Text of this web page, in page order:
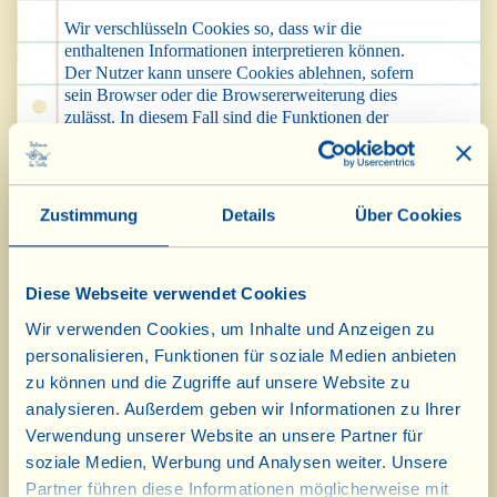
Zustimmung Details Über Cookies
Diese Webseite verwendet Cookies
Wir verwenden Cookies, um Inhalte und Anzeigen zu
personalisieren, Funktionen für soziale Medien anbieten
zu können und die Zugriffe auf unsere Website zu
analysieren. Außerdem geben wir Informationen zu Ihrer
Verwendung unserer Website an unsere Partner für
soziale Medien, Werbung und Analysen weiter. Unsere
Partner führen diese Informationen möglicherweise mit
Wir verschlüsseln Cookies so, dass wir die
enthaltenen Informationen interpretieren können.
Der Nutzer kann unsere Cookies ablehnen, sofern
sein Browser oder die Browsererweiterung dies
zulässt. In diesem Fall sind die Funktionen der
Webseite und der Dienstleistungen von Fattoria La
Vialla di Gianni, Antonio e Bandino Lo Franco
Società Agricola Semplice ggf. eingeschränkt.
Für die Anleitung in Bezug auf die Sperre,
Löschung oder Deaktivierung von Cookies
seine Erweiterungen oder die für den Zugang zu
Datenschutzverantwortlicher und
Datenschutzbeauftragter
Datenschutzverantwortlicher ist Fattoria La Vialla
di Gianni, Antonio e Bandino Lo Franco Società
Agricola Semplice.
Datenschutzbeauftragter ist Antonio Lo Franco.